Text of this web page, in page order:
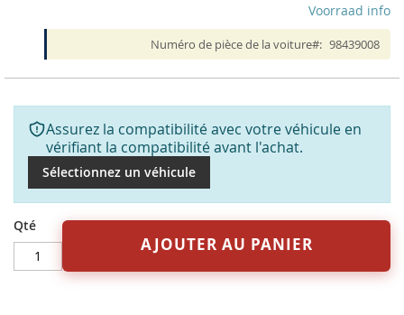
Voorraad info
Numéro de pièce de la voiture 98439008
Assurez la compatibilité avec votre véhicule en
vérifiant la compatibilité avant l'achat.
Sélectionnez un véhicule
Qté
AJOUTER AU PANIER